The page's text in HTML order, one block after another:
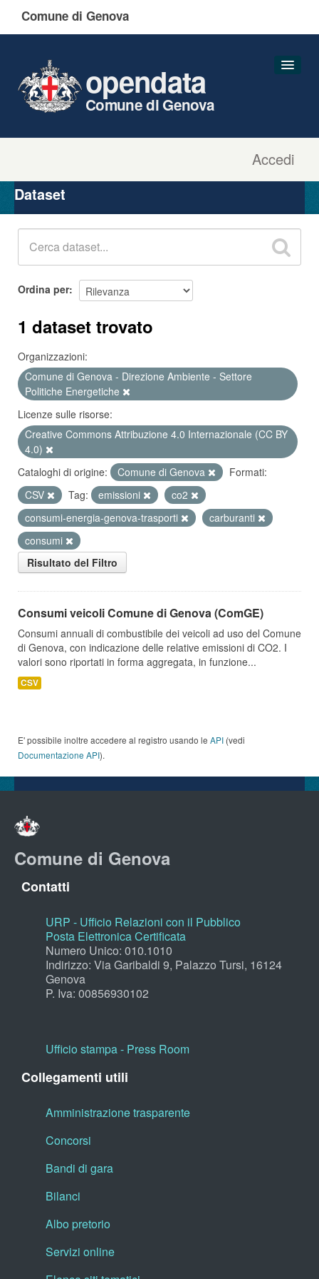
Comune di Genova
Accedi
opendata
Comune di Genova
Organizzazioni
Gruppi
Dataset
Ordina per
1 dataset trovato
Organizzazioni:
Comune di Genova - Direzione Ambiente - Settore
Politiche Energetiche
Licenze sulle risorse:
Creative Commons Attribuzione 4.0 Internazionale (CC BY
4.0)
Cataloghi di origine:
Comune di Genova
Formati:
CSV
Tag: emissioni
co2
consumi-energia-genova-trasporti
carburanti
consumi
Risultato del Filtro
Consumi veicoli Comune di Genova (ComGE)
Consumi annuali di combustibile dei veicoli ad uso del Comune
di Genova, con indicazione delle relative emissioni di CO2. I
valori sono riportati in forma aggregata, in funzione...
CSV
E' possibile inoltre accedere al registro usando le API (vedi
Documentazione API).
Comune di Genova
Contatti
URP - Ufficio Relazioni con il Pubblico
Posta Elettronica Certificata
Numero Unico: 010.1010
Indirizzo: Via Garibaldi 9, Palazzo Tursi, 16124
Genova
P. Iva: 00856930102
Ufficio stampa - Press Room
Collegamenti utili
Amministrazione trasparente
Concorsi
Bandi di gara
Bilanci
Albo pretorio
Servizi online